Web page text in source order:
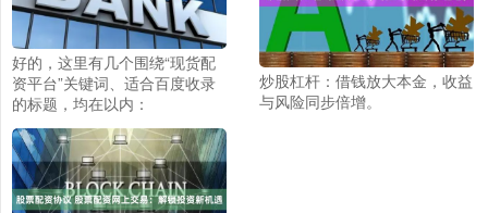
好的，这里有几个围绕“现货配
资平台”关键词、适合百度收录
的标题，均在以内：
炒股杠杆：借钱放大本金，收益
与风险同步倍增。